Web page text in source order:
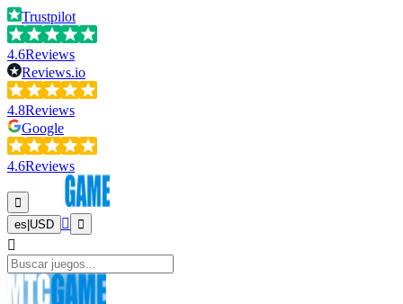
Trustpilot
4.6Reviews
Reviews.io
4.8Reviews
Google
4.6Reviews
es USD